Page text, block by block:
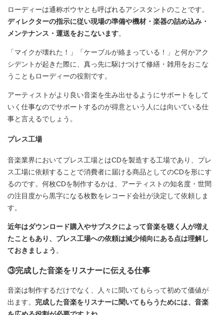
ローディーは通称ボウヤとも呼ばれるアシスタントのことです。
ディレクターの指示に従い現場の準備や機材・楽器の詰め込み・
メンテナンス・運送をおこないます。
「マイクが壊れた！」「ケーブルが絡まっている！」と何かアク
シデントが起きた際に、真っ先に駆けつけて修繕・雑用をおこな
うこともローディーの役割です。
アーティストがより良い音楽を生み出せるようにサポートをして
いく仕事なのでサポートするのが得意という人には向いている仕
事と言えるでしょう。
プレス工場
音楽業界においてプレス工場とはCDを製造する工場であり、プレ
ス工場に依頼することで消費者に届ける商品としてのCDを形にす
るのです。何枚CDを制作するかは、アーティストの知名度・世間
の注目度から黒字になる枚数をレコード会社が決定して依頼しま
す。
近年はダウンロード購入やサブスクによって音楽を聴く人が増え
たこともあり、プレス工場への依頼は減少傾向にある点は理解し
ておきましょう 。
③完成した音楽をリスナーに伝える仕事
音楽は制作するだけでなく、人々に聞いてもらって初めて価値が
出ます。 完成した音楽をリスナーに聞いてもらうためには、音楽